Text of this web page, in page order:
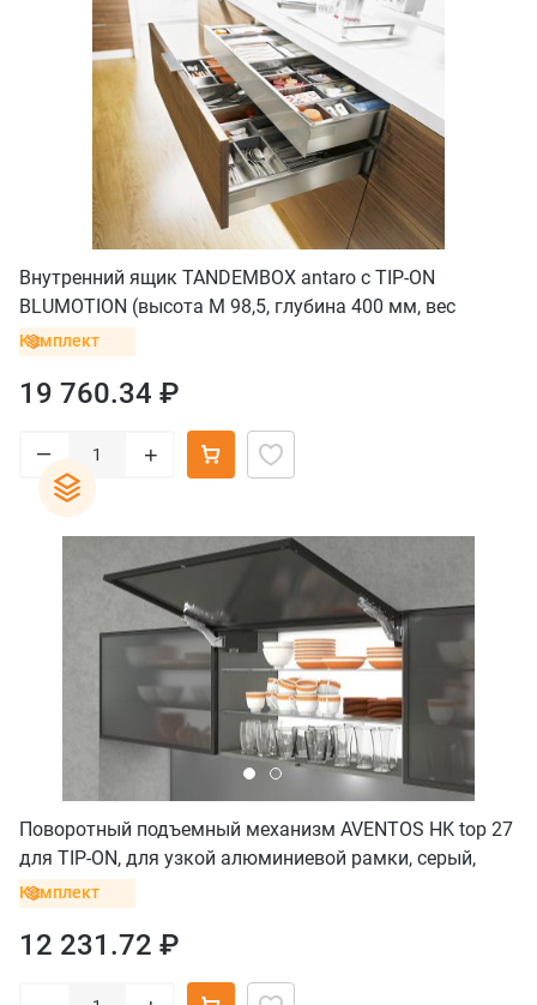
Внутренний ящик TANDEMBOX antaro с TIP-ON
BLUMOTION (высота М 98,5, глубина 400 мм, вес
ящика до 20 кг), нержавеющая сталь
Комплект
19 760.34 ₽
– +
Поворотный подъемный механизм AVENTOS HK top 27
для TIP-ON, для узкой алюминиевой рамки, серый,
саморез
Комплект
12 231.72 ₽